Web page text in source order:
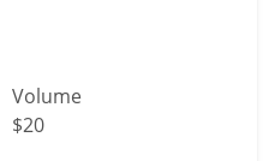
Volume
$20